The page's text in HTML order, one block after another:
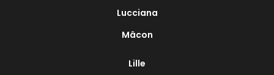
Lucciana
Mâcon
Lille